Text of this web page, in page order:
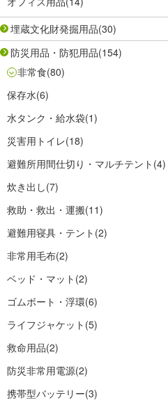
埋蔵文化財発掘用品(30)
防災用品・防犯用品(154)
非常食(80)
保存水(6)
水タンク・給水袋(1)
災害用トイレ(18)
避難所用間仕切り・マルチテント (4)
炊き出し(7)
救助・救出・運搬(11)
避難用寝具・テント (2)
非常用毛布(2)
ベッド・マット (2)
ゴムボート・浮環(6)
ライフジャケット (5)
救命用品(2)
防災非常用電源(2)
携帯型バッテリー(3)